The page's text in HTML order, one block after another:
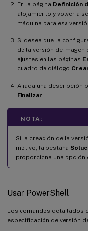
En la página Definición
alojamiento y volver a
máquina para esa
Si desea que la
de la versión de
ajustes en las páginas
cuadro de diálogo
Añada una descripción
Finalizar
NOTA:
Si la creación de la
motivo, la pestaña
proporciona una opción
Usar PowerShell
Los comandos detallados
especificación de versión